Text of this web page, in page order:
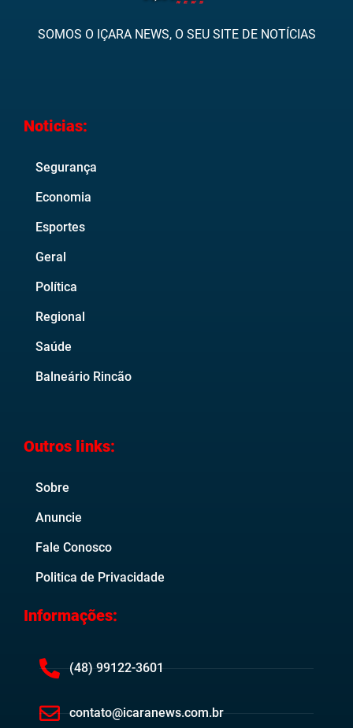
SOMOS O IÇARA NEWS, O SEU SITE DE NOTÍCIAS
Noticias:
Segurança
Economia
Esportes
Geral
Política
Regional
Saúde
Balneário Rincão
Outros links:
Sobre
Anuncie
Fale Conosco
Politica de Privacidade
Informações:
(48) 99122-3601
contato@icaranews.com.br